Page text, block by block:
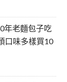
年老麵包子吃
口味多樣買10